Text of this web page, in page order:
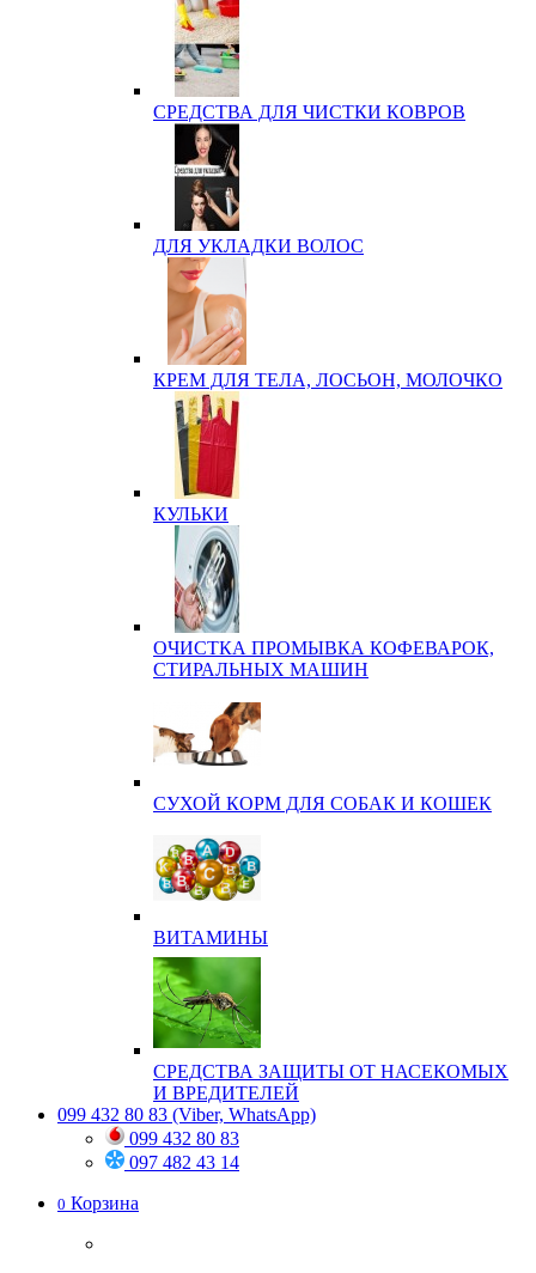
СРЕДСТВА ДЛЯ ЧИСТКИ КОВРОВ
ДЛЯ УКЛАДКИ ВОЛОС
КРЕМ ДЛЯ ТЕЛА, ЛОСЬОН, МОЛОЧКО
КУЛЬКИ
ОЧИСТКА ПРОМЫВКА КОФЕВАРОК,
СТИРАЛЬНЫХ МАШИН
СУХОЙ КОРМ ДЛЯ СОБАК И КОШЕК
ВИТАМИНЫ
СРЕДСТВА ЗАЩИТЫ ОТ НАСЕКОМЫХ
И ВРЕДИТЕЛЕЙ
099 432 80 83 (Viber, WhatsApp)
099 432 80 83
097 482 43 14
0 Корзина